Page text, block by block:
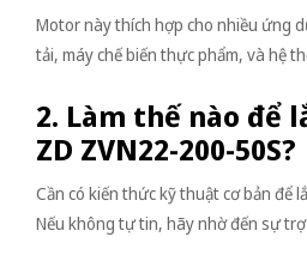
Motor này thích hợp cho nhiều ứng
tải, máy chế biến thực phẩm, và hệ
2. Làm thế nào để
ZD ZVN22-200-50S?
Cần có kiến thức kỹ thuật cơ bản để
Nếu không tự tin, hãy nhờ đến sự